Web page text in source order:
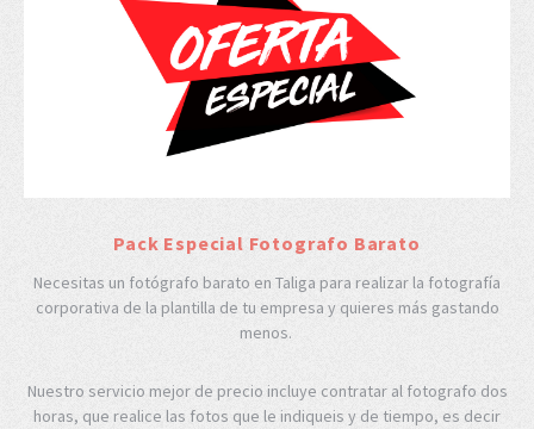
Pack Especial Fotografo Barato
Necesitas un fotógrafo barato en Taliga para realizar la fotografía
corporativa de la plantilla de tu empresa y quieres más gastando
menos.
Nuestro servicio mejor de precio incluye contratar al fotografo dos
horas, que realice las fotos que le indiqueis y de tiempo, es decir